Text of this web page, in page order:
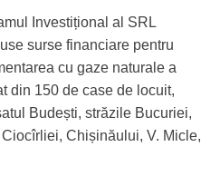
Investițional al SRL
sursе financiare pentru
cu gaze naturale а
din 150 de case de locuit,
Budești, străzile Bucuriei,
Chișinăului, V. Micle,